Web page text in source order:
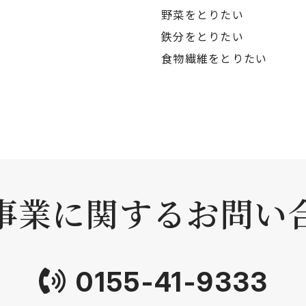
野菜をとりたい
鉄分をとりたい
食物繊維をとりたい
業に関するお問い
0155-41-9333